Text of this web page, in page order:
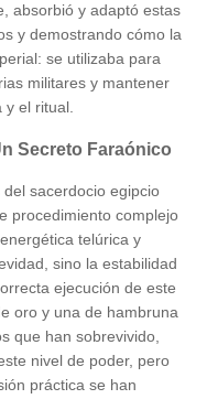
absorbió y adaptó estas
y demostrando cómo la
se utilizaba para
militares y mantener
el ritual.
Secreto Faraónico
sacerdocio egipcio
procedimiento complejo
telúrica y
sino la estabilidad
ejecución de este
oro y una de hambruna
que han sobrevivido,
nivel de poder, pero
práctica se han